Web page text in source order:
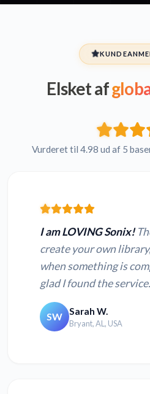
Elsket af
Vurderet til 4.98 ud af 5
I am LOVING Sonix!
create your own
when something is
glad I found the service.
SW Sarah W.
Bryant, AL, USA